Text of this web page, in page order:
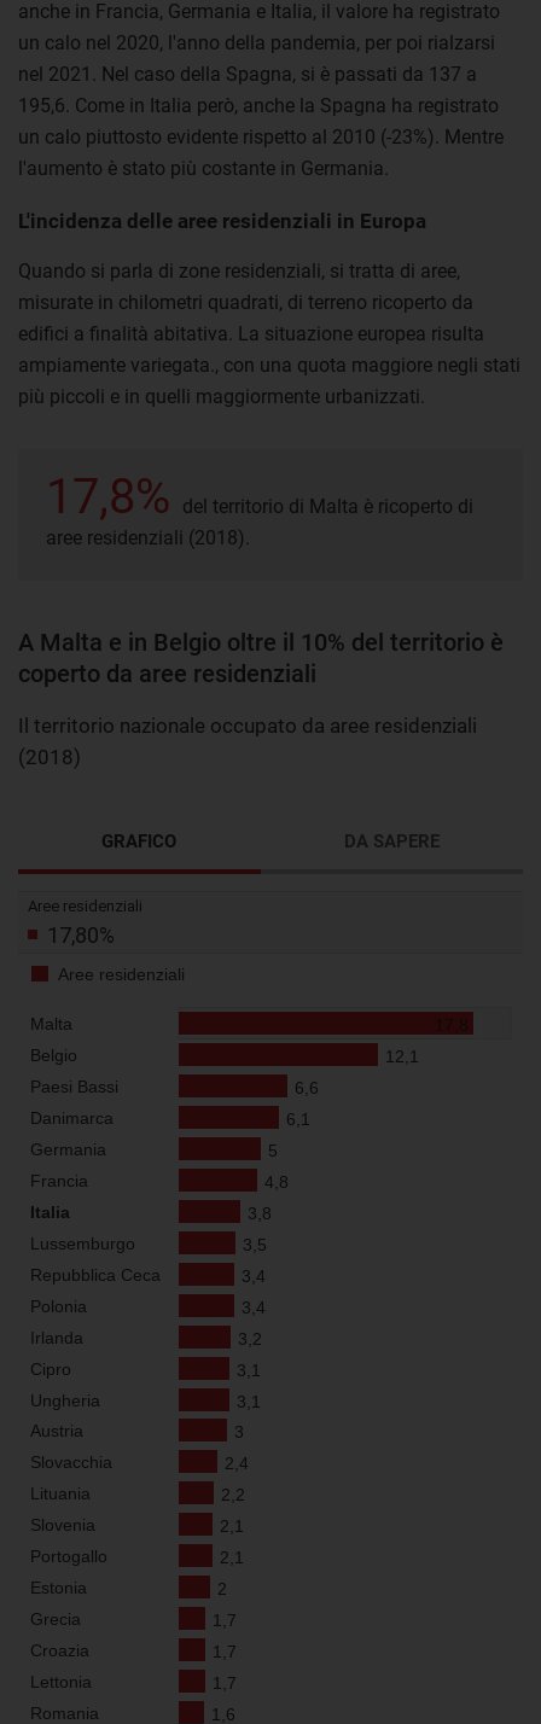
anche in Francia, Germania e Italia, il valore ha registrato
un calo nel 2020, l'anno della pandemia, per poi rialzarsi
nel 2021. Nel caso della Spagna, si è passati da 137 a
195,6. Come in Italia però, anche la Spagna ha registrato
un calo piuttosto evidente rispetto al 2010 (-23%). Mentre
l'aumento è stato più costante in Germania.
L'incidenza delle aree residenziali in Europa
Quando si parla di zone residenziali, si tratta di aree,
misurate in chilometri quadrati, di terreno ricoperto da
edifici a finalità abitativa. La situazione europea risulta
ampiamente variegata., con una quota maggiore negli stati
più piccoli e in quelli maggiormente urbanizzati.
17,8%
del territorio di Malta è ricoperto di
aree residenziali (2018).
A Malta e in Belgio oltre il 10% del territorio è
coperto da aree residenziali
Il territorio nazionale occupato da aree residenziali
(2018)
GRAFICO DA SAPERE